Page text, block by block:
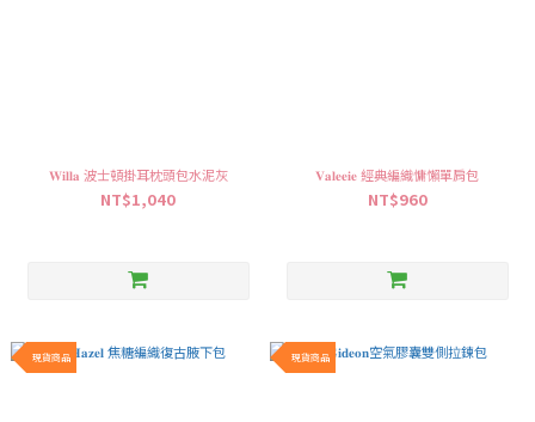
𝐖𝐢𝐥𝐥𝐚 波士頓掛耳枕頭包水泥灰
NT$1,040
𝐕𝐚𝐥𝐞𝐞𝐢𝐞 經典編織慵懶單肩包
NT$960
現貨商品 現貨商品